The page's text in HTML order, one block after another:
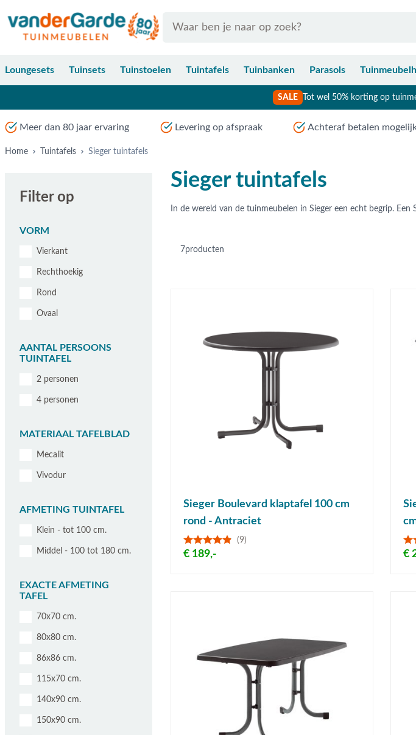
Loungesets Tuinsets Tuinstoelen Tuintafels Tuinbanken Parasols
SALE Tot wel 50% korting op
Meer dan 80 jaar ervaring Levering op afspraak Achteraf betalen
Home Tuintafels Sieger tuintafels
Sieger tuintafels
7producten
Sieger Boulevard klaptafel 100 cm
rond - Antraciet
(9)
€ 189,- €
Filter op
VORM
Vierkant
Rechthoekig
Rond
Ovaal
AANTAL PERSOONS
TUINTAFEL
2 personen
4 personen
MATERIAAL TAFELBLAD
Mecalit
Vivodur
AFMETING TUINTAFEL
Klein - tot 100 cm.
Middel - 100 tot 180 cm.
EXACTE AFMETING
TAFEL
70x70 cm.
80x80 cm.
86x86 cm.
115x70 cm.
140x90 cm.
150x90 cm.